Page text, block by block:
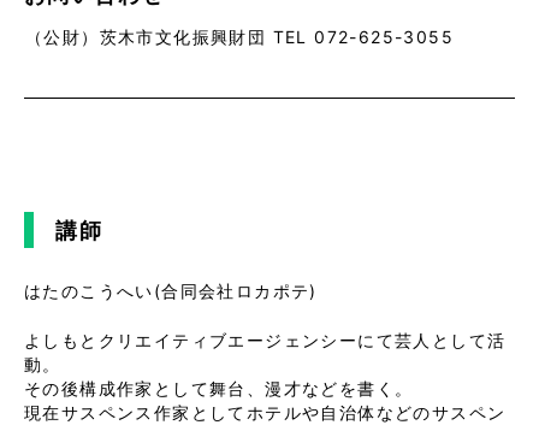
（公財）茨木市文化振興財団 TEL 072-625-3055
講師
はたのこうへい(合同会社ロカポテ)
よしもとクリエイティブエージェンシーにて芸人として活
動。
その後構成作家として舞台、漫才などを書く。
現在サスペンス作家としてホテルや自治体などのサスペン